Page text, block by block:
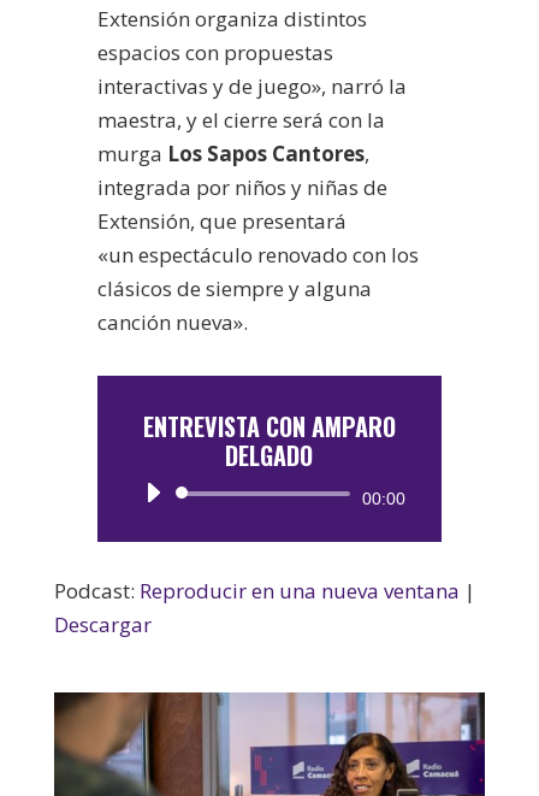
Extensión organiza distintos
espacios con propuestas
interactivas y de juego», narró la
maestra, y el cierre será con la
murga Los Sapos Cantores,
integrada por niños y niñas de
Extensión, que presentará
«un espectáculo renovado con los
clásicos de siempre y alguna
canción nueva».
ENTREVISTA CON AMPARO
DELGADO
Reproductor
00:00
Podcast: Reproducir en una nueva ventana |
Descargar